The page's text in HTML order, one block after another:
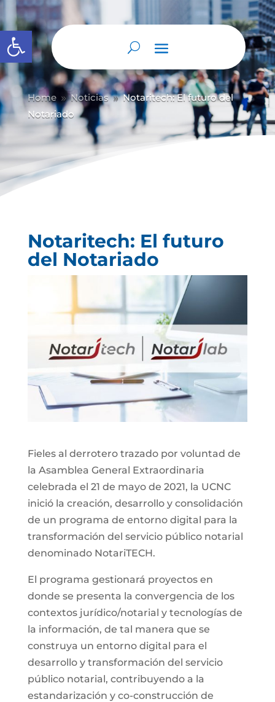
Abrir barra de herramientas
Home 9 Noticias 9 Notaritech: El futuro del
Notariado
Notaritech: El futuro
del Notariado
Fieles al derrotero trazado por voluntad de
la Asamblea General Extraordinaria
celebrada el 21 de mayo de 2021, la UCNC
inició la creación, desarrollo y consolidación
de un programa de entorno digital para la
transformación del servicio público notarial
denominado NotariTECH.
El programa gestionará proyectos en
donde se presenta la convergencia de los
contextos jurídico/notarial y tecnologías de
la información, de tal manera que se
construya un entorno digital para el
desarrollo y transformación del servicio
público notarial, contribuyendo a la
estandarización y co-construcción de